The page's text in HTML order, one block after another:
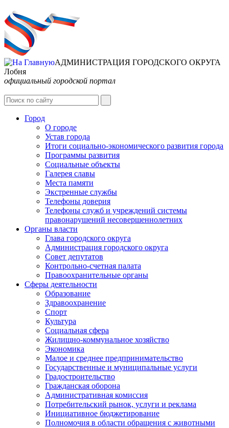
АДМИНИСТРАЦИЯ ГОРОДСКОГО ОКРУГА
Лобня
официальный городской портал
Город
О городе
Устав города
Итоги социально-экономического развития города
Программы развития
Социальные объекты
Галерея славы
Места памяти
Экстренные службы
Телефоны доверия
Телефоны служб и учреждений системы
правонарушений несовершеннолетних
Органы власти
Глава городского округа
Администрация городcкого округа
Совет депутатов
Контрольно-счетная палата
Правоохранительные органы
Сферы деятельности
Образование
Здравоохранение
Спорт
Культура
Социальная сфера
Жилищно-коммунальное хозяйство
Экономика
Малое и среднее предпринимательство
Государственные и муниципальные услуги
Градостроительство
Гражданская оборона
Административная комиссия
Потребительский рынок, услуги и реклама
Инициативное бюджетирование
Полномочия в области обращения с животными